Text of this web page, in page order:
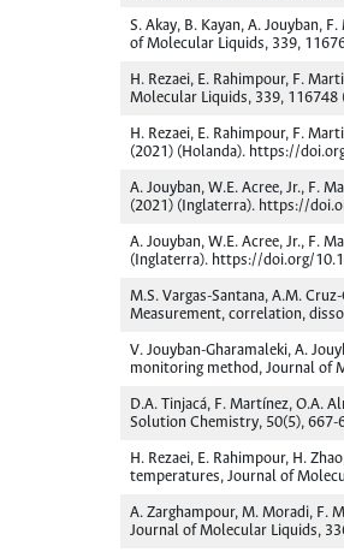
S. Akay, B. Kayan, A. Jouyban,
of Molecular Liquids, 339,
H. Rezaei, E. Rahimpour, F.
Molecular Liquids, 339,
H. Rezaei, E. Rahimpour, F.
(2021) (Holanda). https://
A. Jouyban, W.E. Acree, Jr., F.
(2021) (Inglaterra). https://
A. Jouyban, W.E. Acree, Jr., F.
(Inglaterra). https://doi.org/
M.S. Vargas-Santana, A.M.
Measurement, correlation,
V. Jouyban-Gharamaleki, A.
monitoring method, Journal of
D.A. Tinjacá, F. Martínez, O.A.
Solution Chemistry, 50(5),
H. Rezaei, E. Rahimpour, H.
temperatures, Journal of
A. Zarghampour, M. Moradi, F.
Journal of Molecular Liquids,